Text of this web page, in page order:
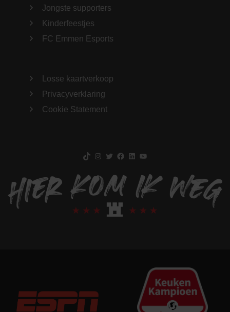
Jongste supporters
Kinderfeestjes
FC Emmen Esports
Losse kaartverkoop
Privacyverklaring
Cookie Statement